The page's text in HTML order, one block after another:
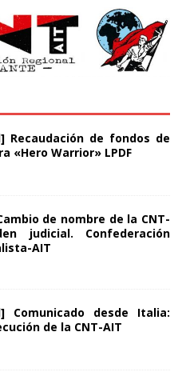
Recaudación de fondos de
«Hero Warrior» LPDF
de nombre de la CNT-
judicial. Confederación
AIT
Comunicado desde Italia:
de la CNT-AIT